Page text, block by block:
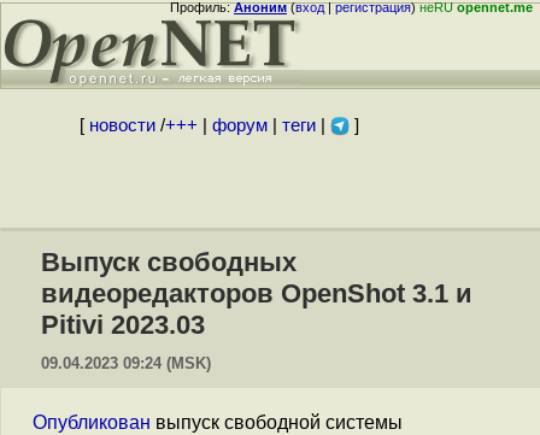
Профиль:Аноним(вход|регистрация)неRUopennet.me
[ новости/+++ форум| теги| ]
Выпуск свободных
видеоредакторов OpenShot 3.1 и
Pitivi 2023.03
09.04.2023 09:24 (MSK)
Опубликован выпуск свободной системы